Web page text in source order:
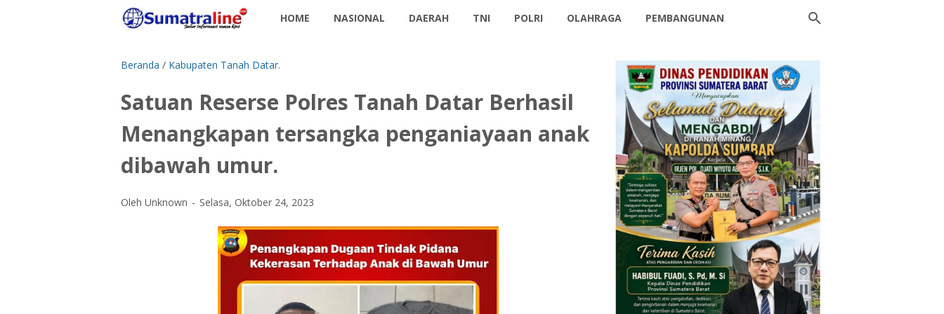
HOME NASIONAL DAERAH TNI POLRI OLAHRAGA PEMBANGUNAN
Beranda / Kabupaten Tanah Datar.
Satuan Reserse Polres Tanah Datar Berhasil
Menangkapan tersangka penganiayaan anak
dibawah umur.
Oleh Unknown Selasa, Oktober 24, 2023